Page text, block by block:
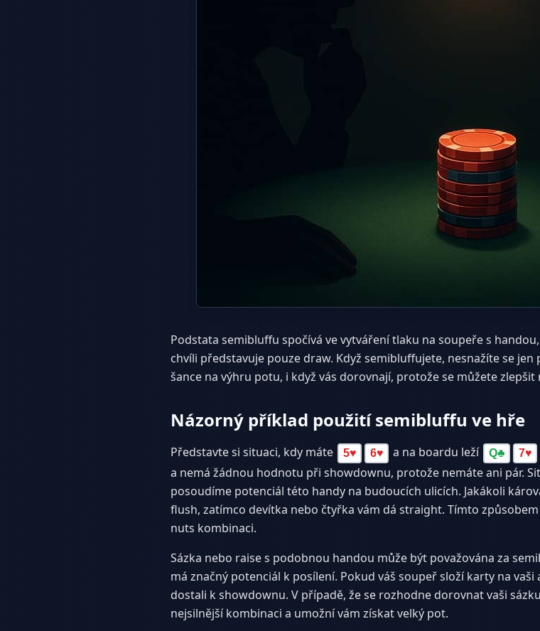
Podstata semibluffu spočívá ve vytváření tlaku na soupeře s
chvíli představuje pouze draw. Když semibluffujete, nesnažíte se
šance na výhru potu, i když vás dorovnají, protože se můžete zlepšit
Názorný příklad použití semibluffu ve hře
Představte si situaci, kdy máte 5♥ 6♥ a na boardu leží Q♣ 7♥
a nemá žádnou hodnotu při showdownu, protože nemáte ani pár.
posoudíme potenciál této handy na budoucích ulicích. Jakákoli
flush, zatímco devítka nebo čtyřka vám dá straight. Tímto
nuts kombinaci.
Sázka nebo raise s podobnou handou může být považována za
má značný potenciál k posílení. Pokud váš soupeř složí karty na
dostali k showdownu. V případě, že se rozhodne dorovnat vaši
nejsilnější kombinaci a umožní vám získat velký pot.